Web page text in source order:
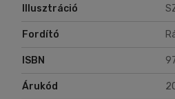
Illusztráció
Fordító
ISBN
Árukód